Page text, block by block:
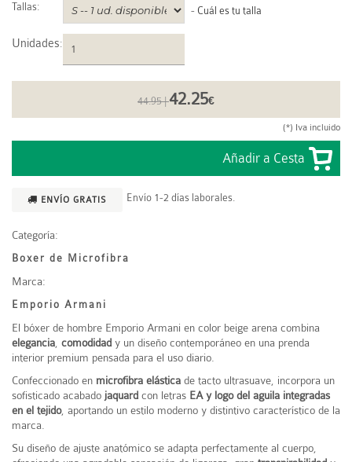
Tallas: - Cuál es tu talla
Unidades:
44.95 |42.25€
(*) Iva incluido
ENVÍO GRATIS Envío 1-2 días laborales.
Categoría:
Boxer de Microfibra
Marca:
Emporio Armani
El bóxer de hombre Emporio Armani en color beige arena combina
elegancia, comodidad y un diseño contemporáneo en una prenda
interior premium pensada para el uso diario.
Confeccionado en microfibra elástica de tacto ultrasuave, incorpora un
sofisticado acabado jaquard con letras EA y logo del aguila integradas
en el tejido, aportando un estilo moderno y distintivo característico de la
marca.
Su diseño de ajuste anatómico se adapta perfectamente al cuerpo,